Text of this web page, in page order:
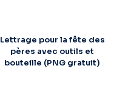
Lettrage pour la fête des
pères avec outils et
bouteille (PNG gratuit)